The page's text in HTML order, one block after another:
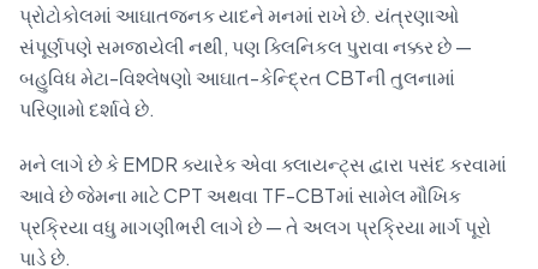
પ્રોટોકોલમાં આઘાતજનક યાદને મનમાં રાખે છે. યંત્રણાઓ
સંપૂર્ણપણે સમજાયેલી નથી, પણ ક્લિનિકલ પુરાવા નક્કર છે —
બહુવિધ મેટા-વિશ્લેષણો આઘાત-કેન્દ્રિત CBTની તુલનામાં
પરિણામો દર્શાવે છે.
મને લાગે છે કે EMDR ક્યારેક એવા ક્લાયન્ટ્સ દ્વારા પસંદ કરવામાં
આવે છે જેમના માટે CPT અથવા TF-CBTમાં સામેલ મૌખિક
પ્રક્રિયા વધુ માગણીભરી લાગે છે — તે અલગ પ્રક્રિયા માર્ગ પૂરો
પાડે છે.